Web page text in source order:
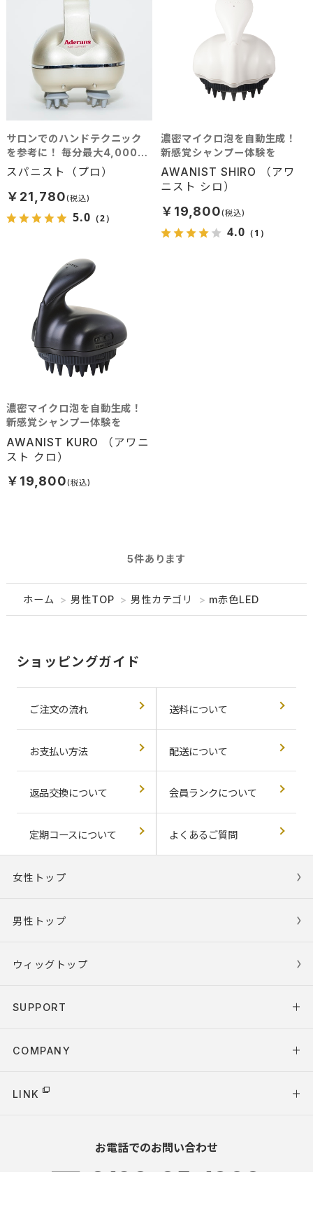
スパニスト（プロ）
サロンでのハンドテクニック
を参考に！ 毎分最大4,000タ
ッチで確実な揉みだしを再
現！ 優雅なバスタイムを演出
するアイテム！
￥21,780
5.0 （2）
AWANIST SHIRO （アワ
ニスト シロ）
濃密マイクロ泡を自動生成！
新感覚シャンプー体験を
￥19,800
4.0 （1）
AWANIST KURO （アワニ
スト クロ）
濃密マイクロ泡を自動生成！
新感覚シャンプー体験を
￥19,800
5件あります
ホーム > 男性TOP > 男性カテゴリ > m赤色LED
ショッピングガイド
ご注文の流れ 送料について
お支払い方法 配送について
返品交換について 会員ランクについて
定期コースについて よくあるご質問
女性トップ
男性トップ
ウィッグトップ
SUPPORT
COMPANY
LINK
お電話でのお問い合わせ
0120-05-1960